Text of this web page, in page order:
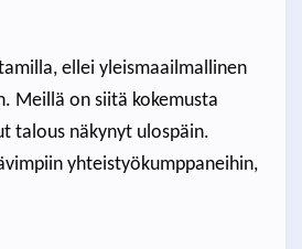
ellei yleismaailmallinen
Meillä on siitä kokemusta
talous näkynyt ulospäin.
yhteistyökumppaneihin,